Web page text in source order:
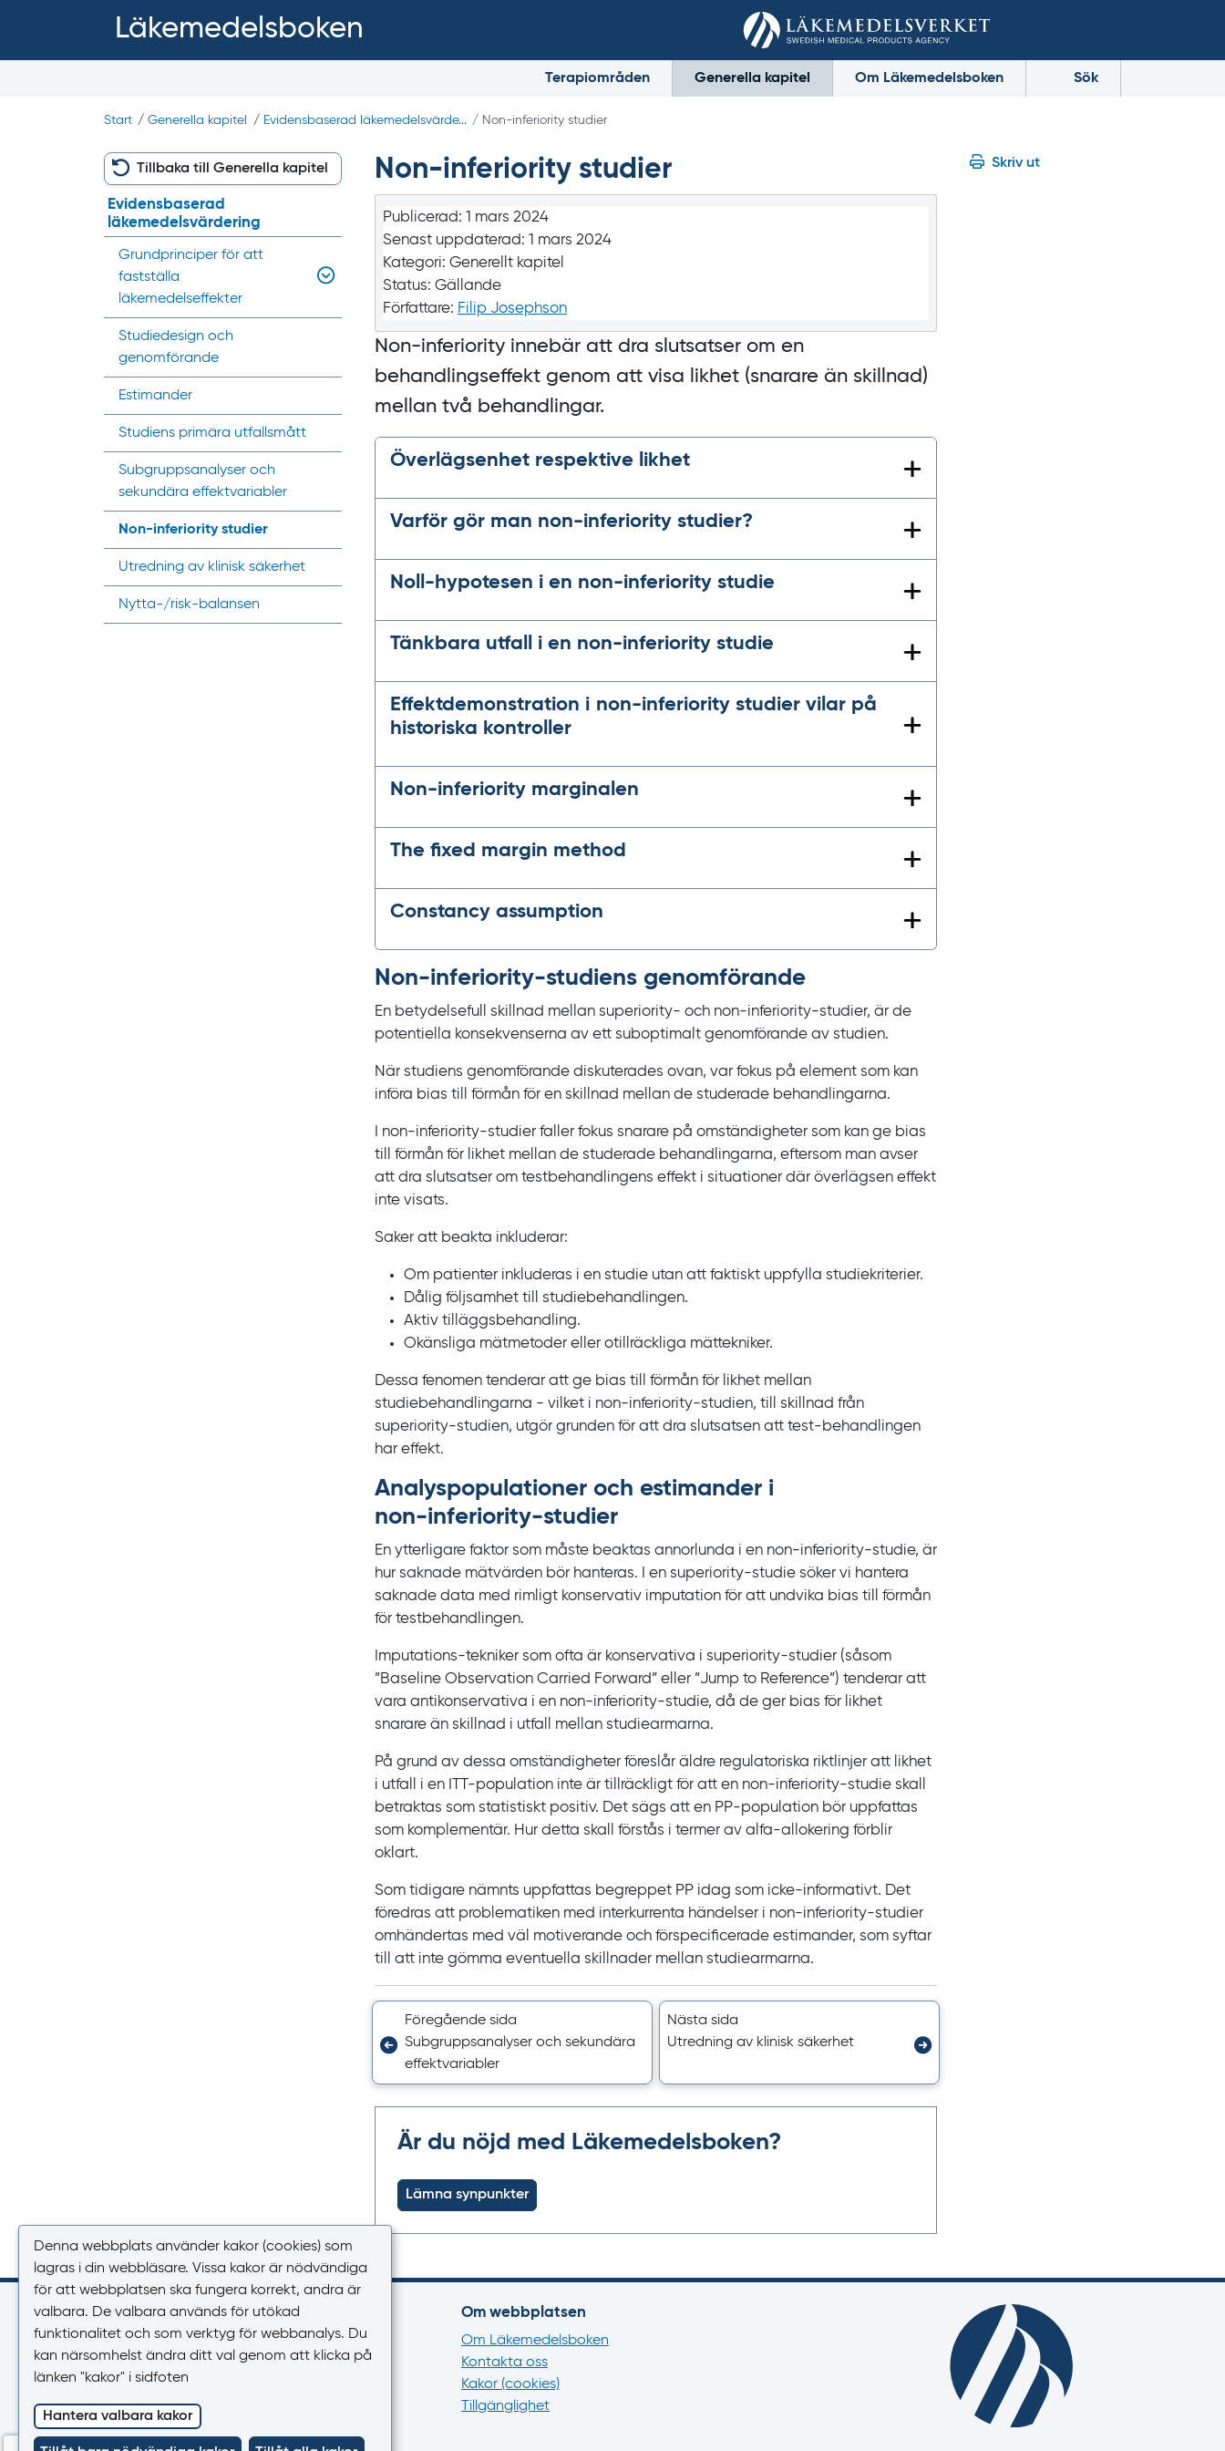
Läkemedelsboken
Terapiområden Generella kapitel Om Läkemedelsboken Sök
Start /Generella kapitel / Evidensbaserad läkemedelsvärde... / Non-inferiority studier
Skriv ut
Non-inferiority studier
Publicerad: 1 mars 2024
Senast uppdaterad: 1 mars 2024
Kategori: Generellt kapitel
Status: Gällande
Författare: Filip Josephson
Non-inferiority innebär att dra slutsatser om en
behandlingseffekt genom att visa likhet (snarare än skillnad)
mellan två behandlingar.
Överlägsenhet respektive likhet
Varför gör man non‍-‍inferiority studier?
Noll-hypotesen i en non-inferiority studie
Tänkbara utfall i en non‍-‍inferiority studie
Effekt­demonstration i non‍-‍inferiority studier vilar på
historiska kontroller
Non-inferiority marginalen
The fixed margin method
Constancy assumption
Non‍-‍inferiority-studiens genomförande
En betydelsefull skillnad mellan superiority- och non‍-‍inferiority-studier, är de
potentiella konsekvenserna av ett suboptimalt genomförande av studien.
När studiens genomförande diskuterades ovan, var fokus på element som kan
införa bias till förmån för en skillnad mellan de studerade behandlingarna.
non‍-‍inferiority-studier faller fokus snarare på omständigheter som kan ge bias
till förmån för likhet mellan de studerade behandlingarna, eftersom man avser
att dra slutsatser om testbehandlingens effekt i situationer där överlägsen effekt
inte visats.
Saker att beakta inkluderar:
Om patienter inkluderas i en studie utan att faktiskt uppfylla studiekriterier.
Dålig följsamhet till studiebehandlingen.
Aktiv tilläggsbehandling.
Okänsliga mätmetoder eller otillräckliga mättekniker.
Dessa fenomen tenderar att ge bias till förmån för likhet mellan
studiebehandlingarna - vilket i non‍-‍inferiority-studien, till skillnad från
superiority-studien, utgör grunden för att dra slutsatsen att test-behandlingen
har effekt.
Analys­populationer och estimander i
non‍-‍inferiority-studier
En ytterligare faktor som måste beaktas annorlunda i en non-inferiority-studie, är
hur saknade mätvärden bör hanteras. I en superiority-studie söker vi hantera
saknade data med rimligt konservativ imputation för att undvika bias till förmån
för testbehandlingen.
Imputations-tekniker som ofta är konservativa i superiority-studier (såsom
”Baseline Observation Carried Forward” eller ”Jump to Reference”) tenderar att
vara antikonservativa i en non-inferiority-studie, då de ger bias för likhet
snarare än skillnad i utfall mellan studiearmarna.
På grund av dessa omständigheter föreslår äldre regulatoriska riktlinjer att likhet
i utfall i en ITT‍-‍population inte är tillräckligt för att en non‍-‍inferiority-studie skall
betraktas som statistiskt positiv. Det sägs att en PP‍-‍population bör uppfattas
som komplementär. Hur detta skall förstås i termer av alfa‍-‍allokering förblir
oklart.
Som tidigare nämnts uppfattas begreppet PP idag som icke‍-‍informativt. Det
föredras att problematiken med interkurrenta händelser i non‍-‍inferiority-studier
omhändertas med väl motiverande och förspecificerade estimander, som syftar
till att inte gömma eventuella skillnader mellan studiearmarna.
Föregående sida
Subgrupps­analyser och sekundära
effektvariabler
Nästa sida
Utredning av klinisk säkerhet
Är du nöjd med Läkemedelsboken?
Lämna synpunkter
Tillbaka till Generella kapitel
Evidensbaserad
läkemedelsvärdering
Grundprinciper för att
fastställa
läkemedelseffekter
Studiedesign och
genomförande
Estimander
Studiens primära utfallsmått
Subgrupps­analyser och
sekundära effektvariabler
Non-inferioritystudier
Utredning av klinisk säkerhet
Nytta-/risk-balansen
Kontakt
Växel
E-post
Om webbplatsen
Om Läkemedelsboken
Kontakta oss
Kakor (cookies)
Tillgänglighet
Denna webbplats använder kakor (cookies) som
lagras i din webbläsare. Vissa kakor är nödvändiga
för att webbplatsen ska fungera korrekt, andra är
valbara. De valbara används för utökad
funktionalitet och som verktyg för webbanalys. Du
kan närsomhelst ändra ditt val genom att klicka på
länken "kakor" i sidfoten
Hantera valbara kakor